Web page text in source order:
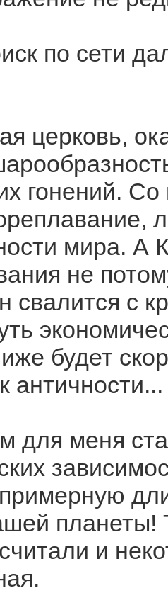
по сети
церковь,
гонений.
мира. А
не
свалится с
будет
античности...
для меня
планеты!
и